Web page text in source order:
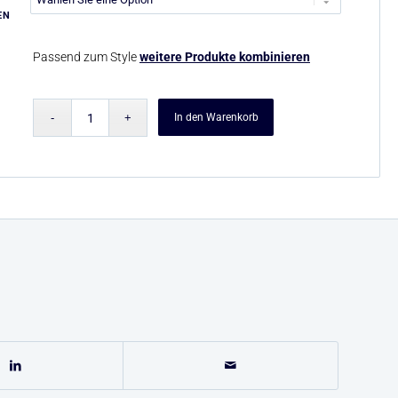
Passend zum Styleweitere Produkte kombinieren
In den Warenkorb